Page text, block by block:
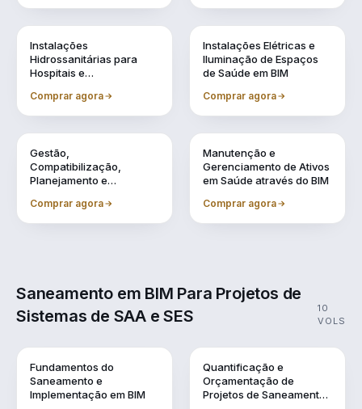
Instalações
Hidrossanitárias para
Hospitais e
Saúde em BIM
Comprar agora
Instalações Elétricas e
Iluminação de Espaços
de Saúde em BIM
Comprar agora
Gestão,
Compatibilização,
Planejamento e
Comprar agora
Manutenção e
Gerenciamento de Ativos
em Saúde através do BIM
Comprar agora
Saneamento em BIM Para Projetos de
Sistemas de SAA e SES
10
VOLS
Fundamentos do
Saneamento e
Implementação em BIM
Quantificação e
Orçamentação de
Projetos de Saneamento